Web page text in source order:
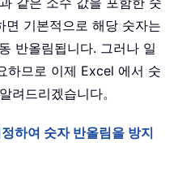
면 기본적으로 해당 숫자는
반올림됩니다. 그러나 일
하므로 이제 Excel 에서 숫
려드리겠습니다。
하여 숫자 반올림을 방지